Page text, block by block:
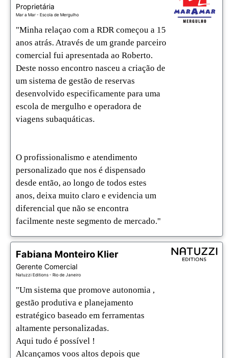
Proprietária
Mar a Mar - Escola de Mergulho
"Minha relaçao com a RDR começou a 15
anos atrás. Através de um grande parceiro
comercial fui apresentada ao Roberto.
Deste nosso encontro nasceu a criação de
um sistema de gestão de reservas
desenvolvido especificamente para uma
escola de mergulho e operadora de
viagens subaquáticas.
O profissionalismo e atendimento
personalizado que nos é dispensado
desde então, ao longo de todos estes
anos, deixa muito claro e evidencia um
diferencial que não se encontra
facilmente neste segmento de mercado."
Fabiana Monteiro Klier
Gerente Comercial
Natuzzi Editions - Rio de Janeiro
"Um sistema que promove autonomia ,
gestão produtiva e planejamento
estratégico baseado em ferramentas
altamente personalizadas.
Aqui tudo é possível !
Alcançamos voos altos depois que